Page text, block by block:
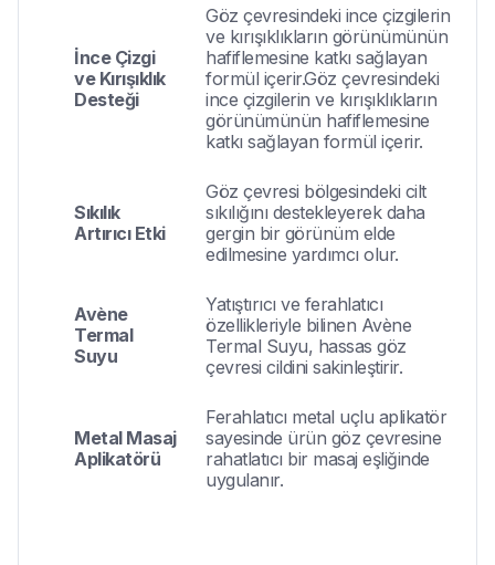
İnce Çizgi
ve Kırışıklık
Desteği
Göz çevresindeki ince çizgilerin
ve kırışıklıkların görünümünün
hafiflemesine katkı sağlayan
formül içerir.Göz çevresindeki
ince çizgilerin ve kırışıklıkların
görünümünün hafiflemesine
katkı sağlayan formül içerir.
Sıkılık
Artırıcı Etki
Göz çevresi bölgesindeki cilt
sıkılığını destekleyerek daha
gergin bir görünüm elde
edilmesine yardımcı olur.
Avène
Termal
Suyu
Yatıştırıcı ve ferahlatıcı
özellikleriyle bilinen Avène
Termal Suyu, hassas göz
çevresi cildini sakinleştirir.
Metal Masaj
Aplikatörü
Ferahlatıcı metal uçlu aplikatör
sayesinde ürün göz çevresine
rahatlatıcı bir masaj eşliğinde
uygulanır.